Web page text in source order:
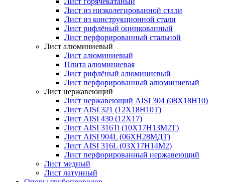
Лист из низколегированной стали
Лист из конструкционной стали
Лист рифлёный оцинкованный
Лист перфорированный стальной
Лист алюминиевый
Лист алюминиевый
Плита алюминиевая
Лист рифлёный алюминиевый
Лист перфорированный алюминиевый
Лист нержавеющий
Лист нержавеющий AISI 304 (08Х18Н10)
Лист AISI 321 (12Х18Н10Т)
Лист AISI 430 (12Х17)
Лист AISI 316Ti (10Х17Н13М2Т)
Лист AISI 904L (06ХН28МДТ)
Лист AISI 316L (03Х17Н14М2)
Лист перфорированный нержавеющий
Лист медный
Лист латунный